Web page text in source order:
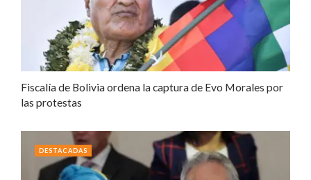
Fiscalía de Bolivia ordena la captura de Evo Morales por
las protestas
DESTACADAS